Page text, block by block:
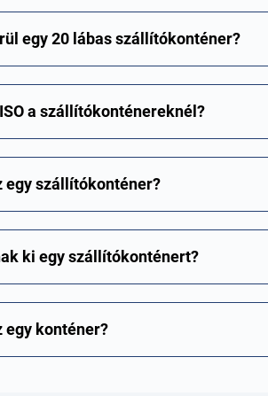
egy 20 lábas szállítókonténer?
a szállítókonténereknél?
egy szállítókonténer?
ki egy szállítókonténert?
egy konténer?